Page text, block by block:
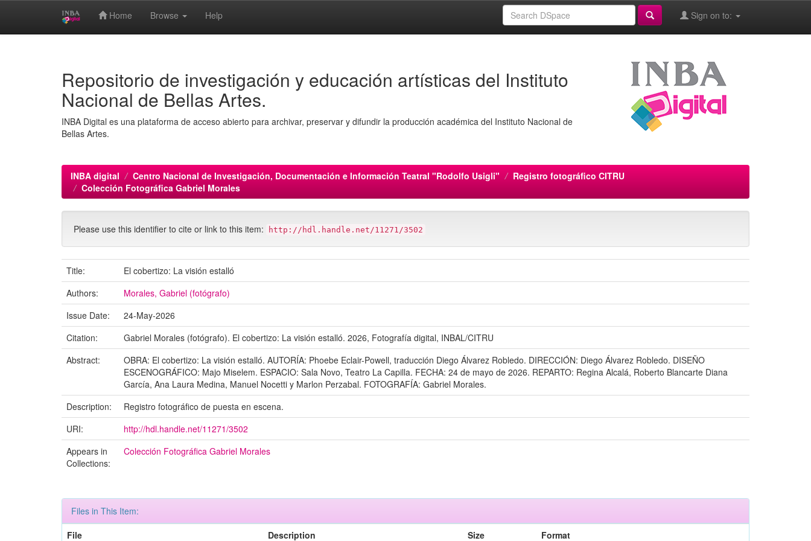
Home Browse Help Sign on to:
Repositorio de investigación y educación artísticas del Instituto
Nacional de Bellas Artes.
INBA Digital es una plataforma de acceso abierto para archivar, preservar y difundir la producción académica del Instituto Nacional de
Bellas Artes.
INBA digital Centro Nacional de Investigación, Documentación e Información Teatral "Rodolfo Usigli"
Registro fotográfico CITRU
Colección Fotográfica Gabriel Morales
Please use this identifier to cite or link to this item: http://hdl.handle.net/11271/3502
Title:
El cobertizo: La visión estalló
Authors:
Morales, Gabriel (fotógrafo)
Issue Date:
24-May-2026
Citation:
Gabriel Morales (fotógrafo). El cobertizo: La visión estalló. 2026, Fotografía digital, INBAL/CITRU
Abstract:
OBRA: El cobertizo: La visión estalló. AUTORÍA: Phoebe Eclair-Powell, traducción Diego Álvarez Robledo. DIRECCIÓN: Diego Álvarez Robledo. DISEÑO
ESCENOGRÁFICO: Majo Miselem. ESPACIO: Sala Novo, Teatro La Capilla. FECHA: 24 de mayo de 2026. REPARTO: Regina Alcalá, Roberto Blancarte Diana
García, Ana Laura Medina, Manuel Nocetti y Marlon Perzabal. FOTOGRAFÍA: Gabriel Morales.
Description:
Registro fotográfico de puesta en escena.
URI:
http://hdl.handle.net/11271/3502
Appears in
Collections:
Colección Fotográfica Gabriel Morales
Files in This Item:
File
Description Size Format